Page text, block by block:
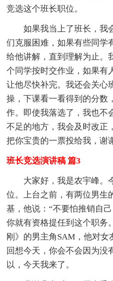
竞选这个班长职位。
如果我当上了班长，我
们克服困难，如果有些同学
给他讲解，直到理解为止。
个同学按时交作业，如果有
让他尽快补完。我还会关心
操，下课看一看得到的分数
作。即使我落选了，我也不
不足的地方，我会及时改正
把你宝贵的一票投给我，谢
班长竞选演讲稿 篇3
大家好，我是农宇峰。
位。上台之前，有两位男生
基，他说：“不要怕推销自
你就有资格提任到这个职务
刚》的男主角SAM，他对
回想今天，你会不会因为没
以，今天我来了。